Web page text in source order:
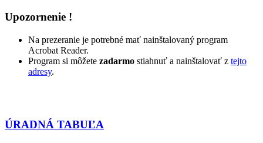
Upozornenie !
Na prezeranie je potrebné mať nainštalovaný program
Acrobat Reader.
Program si môžete zadarmo stiahnuť a nainštalovať z tejto
adresy.
ÚRADNÁ TABUĽA